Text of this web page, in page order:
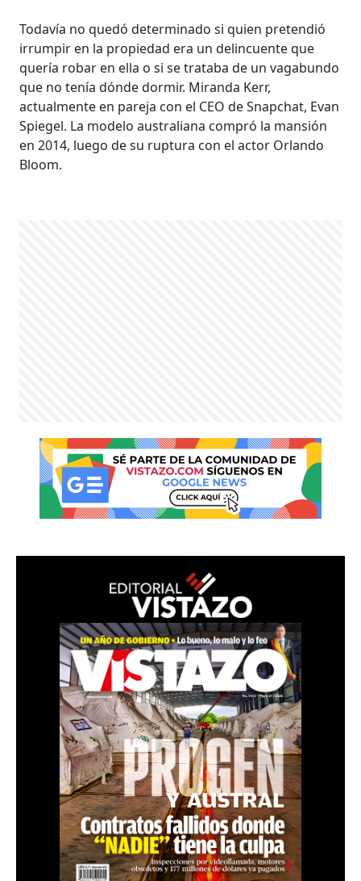
Todavía no quedó determinado si quien pretendió
irrumpir en la propiedad era un delincuente que
quería robar en ella o si se trataba de un vagabundo
que no tenía dónde dormir. Miranda Kerr,
actualmente en pareja con el CEO de Snapchat, Evan
Spiegel. La modelo australiana compró la mansión
en 2014, luego de su ruptura con el actor Orlando
Bloom.